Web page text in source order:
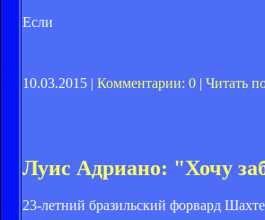
Если
10.03.2015 | Комментарии: 0 | Читать
Луис Адриано: "Хочу
23-летний бразильский форвард